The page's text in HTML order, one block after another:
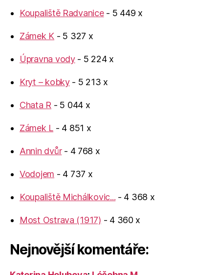
Koupaliště Radvanice- 5 449 x
Zámek K - 5 327 x
Úpravna vody- 5 224 x
Kryt – kobky- 5 213 x
Chata R - 5 044 x
Zámek L - 4 851 x
Annin dvůr- 4 768 x
Vodojem - 4 737 x
Koupaliště Michálkovic... - 4 368 x
Most Ostrava (1917) - 4 360 x
Nejnovější komentáře: